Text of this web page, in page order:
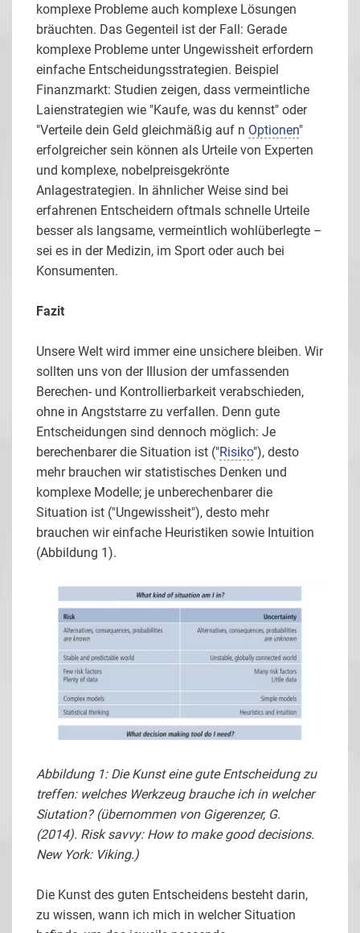
komplexe Probleme auch komplexe Lösungen
bräuchten. Das Gegenteil ist der Fall: Gerade
komplexe Probleme unter Ungewissheit erfordern
einfache Entscheidungsstrategien. Beispiel
Finanzmarkt: Studien zeigen, dass vermeintliche
Laienstrategien wie "Kaufe, was du kennst" oder
"Verteile dein Geld gleichmäßig auf n Optionen"
erfolgreicher sein können als Urteile von Experten
und komplexe, nobelpreisgekrönte
Anlagestrategien. In ähnlicher Weise sind bei
erfahrenen Entscheidern oftmals schnelle Urteile
besser als langsame, vermeintlich wohlüberlegte –
sei es in der Medizin, im Sport oder auch bei
Konsumenten.
Fazit
Unsere Welt wird immer eine unsichere bleiben. Wir
sollten uns von der Illusion der umfassenden
Berechen- und Kontrollierbarkeit verabschieden,
ohne in Angststarre zu verfallen. Denn gute
Entscheidungen sind dennoch möglich: Je
berechenbarer die Situation ist ("Risiko"), desto
mehr brauchen wir statistisches Denken und
komplexe Modelle; je unberechenbarer die
Situation ist ("Ungewissheit"), desto mehr
brauchen wir einfache Heuristiken sowie Intuition
(Abbildung 1).
Abbildung 1: Die Kunst eine gute Entscheidung zu
treffen: welches Werkzeug brauche ich in welcher
Siutation? (übernommen von Gigerenzer, G.
(2014). Risk savvy: How to make good decisions.
New York: Viking.)
Die Kunst des guten Entscheidens besteht darin,
zu wissen, wann ich mich in welcher Situation